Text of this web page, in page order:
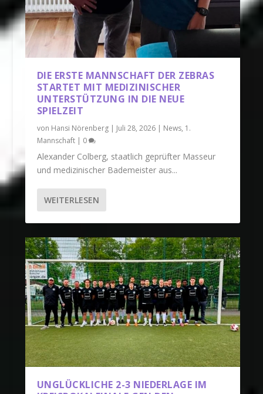
DIE ERSTE MANNSCHAFT DER ZEBRAS
STARTET MIT MEDIZINISCHER
UNTERSTÜTZUNG IN DIE NEUE
SPIELZEIT
von Hansi Nörenberg| Juli 28, 2026| News, 1.
Mannschaft| 0
Alexander Colberg, staatlich geprüfter Masseur
und medizinischer Bademeister aus...
WEITERLESEN
UNGLÜCKLICHE 2-3 NIEDERLAGE IM